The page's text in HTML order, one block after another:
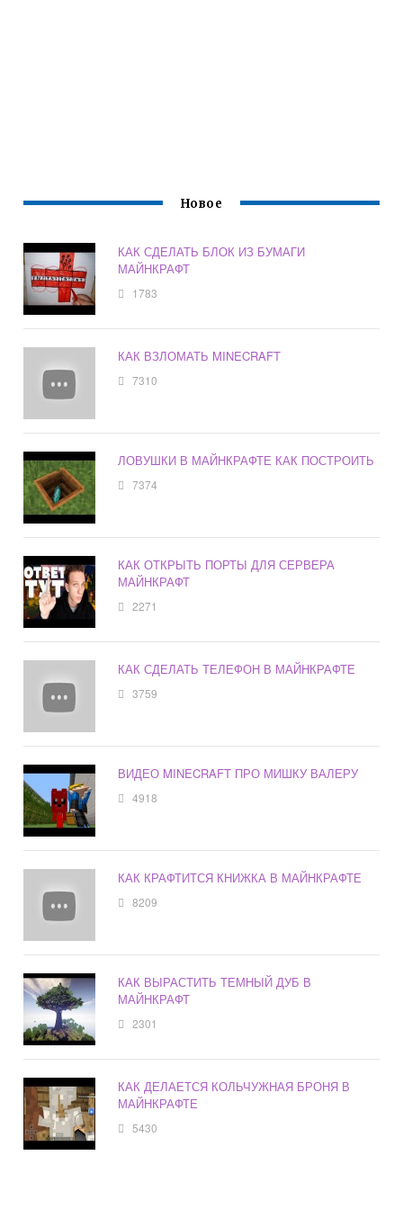
Новое
КАК СДЕЛАТЬ БЛОК ИЗ БУМАГИ
МАЙНКРАФТ
1783
КАК ВЗЛОМАТЬ MINECRAFT
7310
ЛОВУШКИ В МАЙНКРАФТЕ КАК ПОСТРОИТЬ
7374
КАК ОТКРЫТЬ ПОРТЫ ДЛЯ СЕРВЕРА
МАЙНКРАФТ
2271
КАК СДЕЛАТЬ ТЕЛЕФОН В МАЙНКРАФТЕ
3759
ВИДЕО MINECRAFT ПРО МИШКУ ВАЛЕРУ
4918
КАК КРАФТИТСЯ КНИЖКА В МАЙНКРАФТЕ
8209
КАК ВЫРАСТИТЬ ТЕМНЫЙ ДУБ В
МАЙНКРАФТ
2301
КАК ДЕЛАЕТСЯ КОЛЬЧУЖНАЯ БРОНЯ В
МАЙНКРАФТЕ
5430